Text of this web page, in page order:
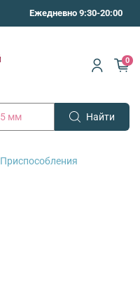
Ежедневно 9:30-20:00
Найти
0
Приспособления